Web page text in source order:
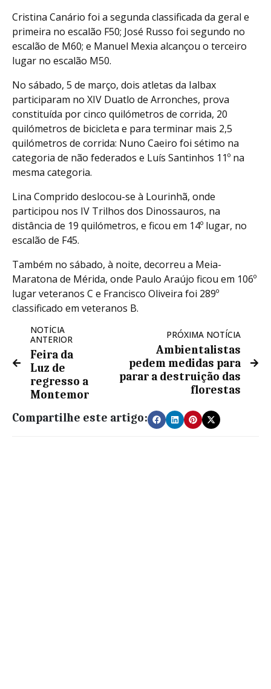
Cristina Canário foi a segunda classificada da geral e
primeira no escalão F50; José Russo foi segundo no
escalão de M60; e Manuel Mexia alcançou o terceiro
lugar no escalão M50.
No sábado, 5 de março, dois atletas da Ialbax
participaram no XIV Duatlo de Arronches, prova
constituída por cinco quilómetros de corrida, 20
quilómetros de bicicleta e para terminar mais 2,5
quilómetros de corrida: Nuno Caeiro foi sétimo na
categoria de não federados e Luís Santinhos 11º na
mesma categoria.
Lina Comprido deslocou-se à Lourinhã, onde
participou nos IV Trilhos dos Dinossauros, na
distância de 19 quilómetros, e ficou em 14º lugar, no
escalão de F45.
Também no sábado, à noite, decorreu a Meia-
Maratona de Mérida, onde Paulo Araújo ficou em 106º
lugar veteranos C e Francisco Oliveira foi 289º
classificado em veteranos B.
NOTÍCIA
ANTERIOR
Feira da
Luz de
regresso a
Montemor
PRÓXIMA NOTÍCIA
Ambientalistas
pedem medidas para
parar a destruição das
florestas
Compartilhe este artigo: